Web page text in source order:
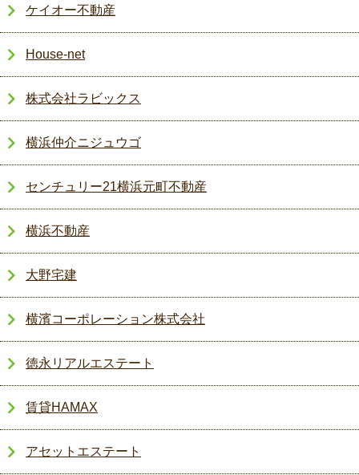
ケイオー不動産
House-net
株式会社ラビックス
横浜仲介ニジュウゴ
センチュリー21横浜元町不動産
横浜不動産
大野宅建
横濱コーポレーション株式会社
徳永リアルエステート
賃貸HAMAX
アセットエステート